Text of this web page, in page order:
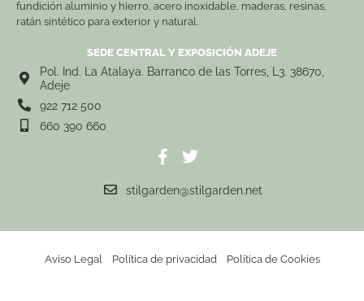
fundición aluminio y hierro, acero inoxidable, maderas, resinas,
ratán sintético para exterior y natural.
SEDE CENTRAL Y EXPOSICIÓN ADEJE
Pol. Ind. La Atalaya. Barranco de las Torres, L3. 38670,
Adeje
922 712 500
660 390 660
stilgarden@stilgarden.net
Aviso Legal Política de privacidad Política de Cookies